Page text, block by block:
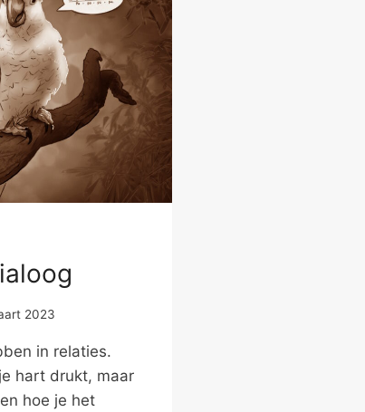
2023
in relaties.
hart drukt, maar
hoe je het